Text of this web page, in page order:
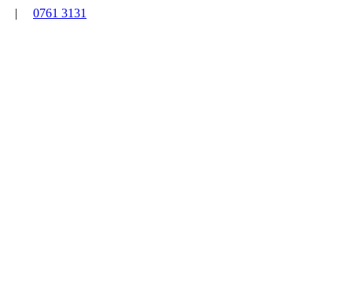
| 0761 3131